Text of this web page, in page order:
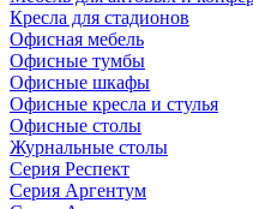
Кресла для стадионов
Офисная мебель
Офисные тумбы
Офисные шкафы
Офисные кресла и стулья
Офисные столы
Журнальные столы
Серия Респект
Серия Аргентум